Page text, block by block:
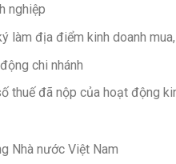
nghiệp
làm địa điểm kinh doanh
chi nhánh
thuế đã nộp của hoạt động
Nhà nước Việt Nam